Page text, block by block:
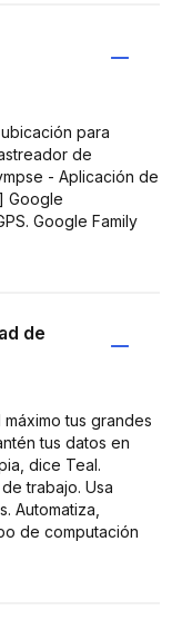
para
de
- Aplicación de
Google
Google Family
de
tus grandes
tus datos en
dice Teal.
trabajo. Usa
Automatiza,
de computación